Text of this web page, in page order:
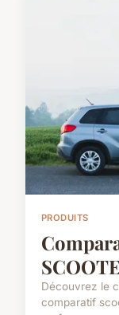
PRODUITS
Découvrez le
comparatif